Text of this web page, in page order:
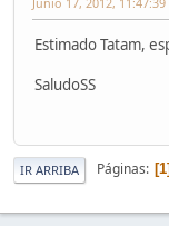
Estimado Tatam,
SaludoSS
IR ARRIBA Páginas 1